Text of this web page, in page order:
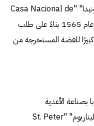
العملة، وأقدمها شركة "كاسا ناكيونال دو مونيدا" "Casa Nacional de
Moneda" في بيرو. وتأسست هذه الشركة عام 1565 بناءً على طلب
للفضة المستخرجة من
بصناعة الأغذية
والمشروبات، ويعتبر "سانت بيتر شتيفسكوليناريوم" "St. Peter